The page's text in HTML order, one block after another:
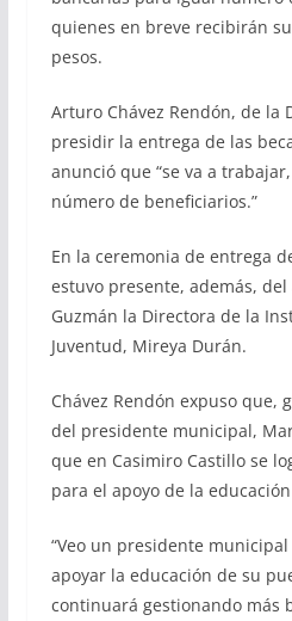
quienes en breve recibirán
pesos.
Arturo Chávez Rendón, de la
presidir la entrega de las
anunció que “se va a
número de beneficiarios.”
En la ceremonia de entrega
estuvo presente, además,
Guzmán la Directora de la
Juventud, Mireya Durán.
Chávez Rendón expuso que,
del presidente municipal,
que en Casimiro Castillo se
para el apoyo de la
“Veo un presidente
apoyar la educación de su
continuará gestionando más